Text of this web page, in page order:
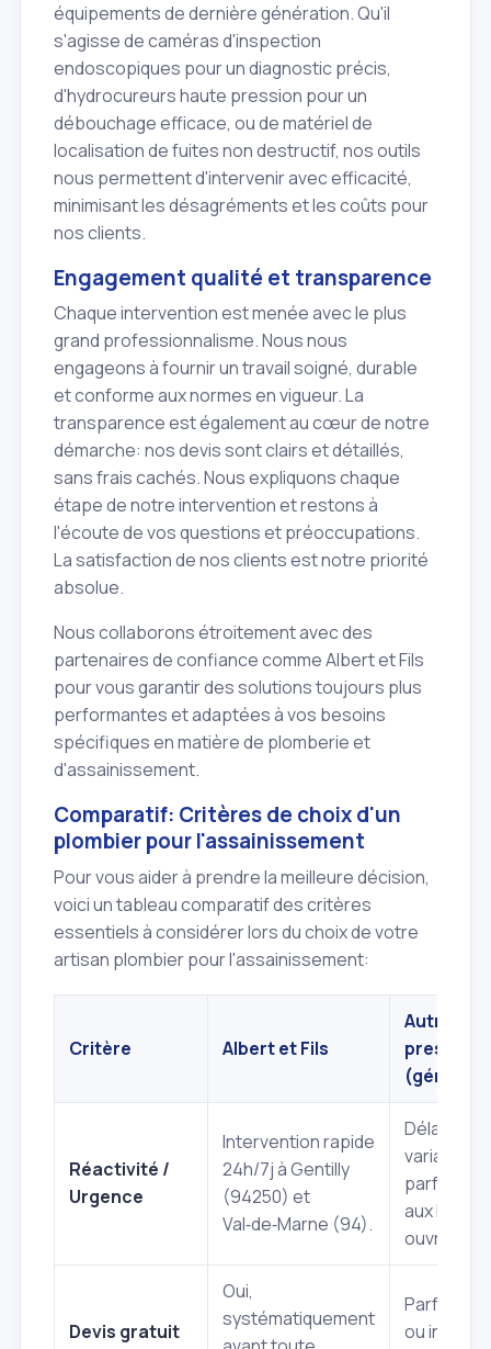
équipements de dernière génération. Qu'il
s'agisse de caméras d'inspection
endoscopiques pour un diagnostic précis,
d'hydrocureurs haute pression pour un
débouchage efficace, ou de matériel de
localisation de fuites non destructif, nos outils
nous permettent d'intervenir avec efficacité,
minimisant les désagréments et les coûts pour
nos clients.
Engagement qualité et transparence
Chaque intervention est menée avec le plus
grand professionnalisme. Nous nous
engageons à fournir un travail soigné, durable
et conforme aux normes en vigueur. La
transparence est également au cœur de notre
démarche: nos devis sont clairs et détaillés,
sans frais cachés. Nous expliquons chaque
étape de notre intervention et restons à
l'écoute de vos questions et préoccupations.
La satisfaction de nos clients est notre priorité
absolue.
Nous collaborons étroitement avec des
partenaires de confiance comme Albert et Fils
pour vous garantir des solutions toujours plus
performantes et adaptées à vos besoins
spécifiques en matière de plomberie et
d'assainissement.
Comparatif: Critères de choix d'un
plombier pour l'assainissement
Pour vous aider à prendre la meilleure décision,
voici un tableau comparatif des critères
essentiels à considérer lors du choix de votre
artisan plombier pour l'assainissement:
Critère Albert et Fils
Autres
(général)
Réactivité /
Urgence
Intervention rapide
24h/7j à Gentilly
(94250) et
Val‑de‑Marne (94).
Délais
variables,
parfois
aux
ouvrables.
Devis gratuit
Oui,
systématiquement
Parfois
ou intégré